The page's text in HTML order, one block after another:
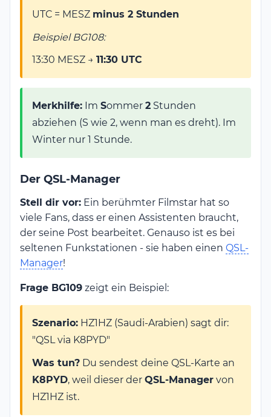
UTC = MESZ minus 2 Stunden
Beispiel BG108:
13:30 MESZ → 11:30 UTC
Merkhilfe: Im Sommer 2 Stunden
abziehen (S wie 2, wenn man es dreht). Im
Winter nur 1 Stunde.
Der QSL-Manager
Stell dir vor: Ein berühmter Filmstar hat so
viele Fans, dass er einen Assistenten braucht,
der seine Post bearbeitet. Genauso ist es bei
seltenen Funkstationen - sie haben einen QSL-
Manager!
Frage BG109 zeigt ein Beispiel:
Szenario: HZ1HZ (Saudi-Arabien) sagt dir:
"QSL via K8PYD"
Was tun? Du sendest deine QSL-Karte an
K8PYD, weil dieser der QSL-Manager von
HZ1HZ ist.